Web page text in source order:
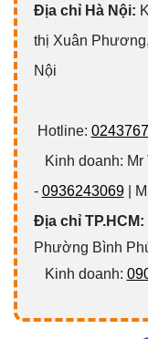
Địa chỉ Hà Nội:
thị Xuân
Nội
Hotline:
Kinh doanh: Mr
- 0936243069|
Địa chỉ TP.HCM:
Phường Bình
Kinh doanh: